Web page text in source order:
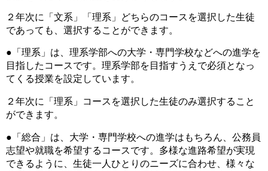
２年次に「文系」「理系」どちらのコースを選択した生徒
であっても、選択することができます。
●「理系」は、理系学部への大学・専門学校などへの進学を
目指したコースです。理系学部を目指すうえで必須となっ
てくる授業を設定しています。
２年次に「理系」コースを選択した生徒のみ選択すること
ができます。
●「総合」は、大学・専門学校への進学はもちろん、公務員
志望や就職を希望するコースです。多様な進路希望が実現
できるように、生徒一人ひとりのニーズに合わせ、様々な